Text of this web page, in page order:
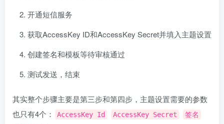
开通短信服务
获取AccessKey ID和AccessKey Secret并填入主题设置
创建签名和模板等待审核通过
测试发送，结束
其实整个步骤主要是第三步和第四步，主题设置需要的参数
也只有4个：
AccessKey Id AccessKey Secret
签名